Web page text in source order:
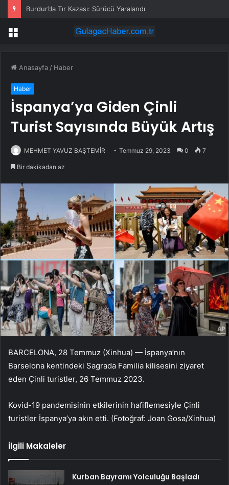
Burdur’da Tır Kazası: Sürücü Yaralandı
Menü
Anasayfa / Haber
Haber
İspanya’ya Giden Çinli
Turist Sayısında Büyük Artış
MEHMET YAVUZ BAŞTEMİR Temmuz 29, 2023 0 7
Bir dakikadan az
BARCELONA, 28 Temmuz (Xinhua) — İspanya’nın
Barselona kentindeki Sagrada Familia kilisesini ziyaret
eden Çinli turistler, 26 Temmuz 2023.
Kovid-19 pandemisinin etkilerinin hafiflemesiyle Çinli
turistler İspanya’ya akın etti. (Fotoğraf: Joan Gosa/Xinhua)
İlgili Makaleler
Kurban Bayramı Yolculuğu Başladı